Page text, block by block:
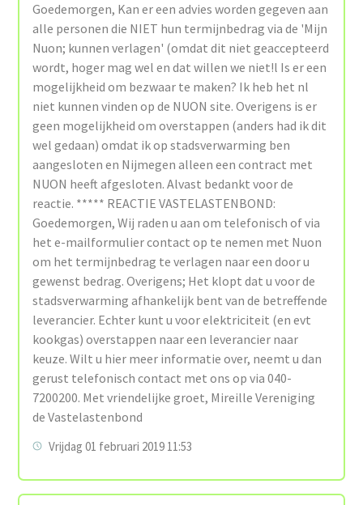
Goedemorgen, Kan er een advies worden gegeven aan
alle personen die NIET hun termijnbedrag via de 'Mijn
Nuon; kunnen verlagen' (omdat dit niet geaccepteerd
wordt, hoger mag wel en dat willen we niet!l Is er een
mogelijkheid om bezwaar te maken? Ik heb het nl
niet kunnen vinden op de NUON site. Overigens is er
geen mogelijkheid om overstappen (anders had ik dit
wel gedaan) omdat ik op stadsverwarming ben
aangesloten en Nijmegen alleen een contract met
NUON heeft afgesloten. Alvast bedankt voor de
reactie. ***** REACTIE VASTELASTENBOND:
Goedemorgen, Wij raden u aan om telefonisch of via
het e-mailformulier contact op te nemen met Nuon
om het termijnbedrag te verlagen naar een door u
gewenst bedrag. Overigens; Het klopt dat u voor de
stadsverwarming afhankelijk bent van de betreffende
leverancier. Echter kunt u voor elektriciteit (en evt
kookgas) overstappen naar een leverancier naar
keuze. Wilt u hier meer informatie over, neemt u dan
gerust telefonisch contact met ons op via 040-
7200200. Met vriendelijke groet, Mireille Vereniging
de Vastelastenbond
Vrijdag 01 februari 2019 11:53